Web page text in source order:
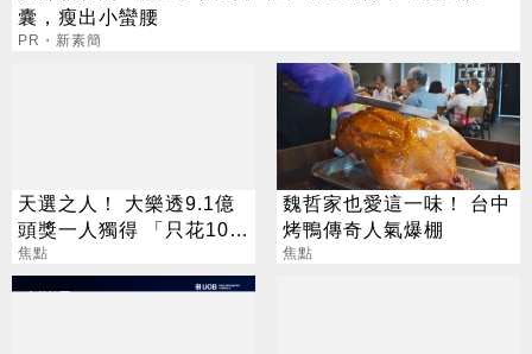
囊，瘦出小蠻腰
PR・新素簡
天選之人！ 大樂透9.1億
頭獎一人獨得 「只花100
元」買法曝光
焦點
魏哲家也愛這一味！ 台中
烤鴨傳奇人氣爆棚
焦點